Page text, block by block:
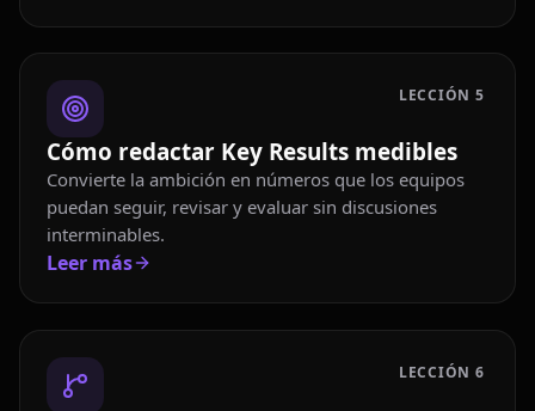
LECCIÓN 5
Cómo redactar Key Results medibles
Convierte la ambición en números que los equipos
puedan seguir, revisar y evaluar sin discusiones
interminables.
Leer más
LECCIÓN 6